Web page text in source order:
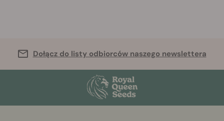
Dołącz do listy odbiorców naszego newslettera